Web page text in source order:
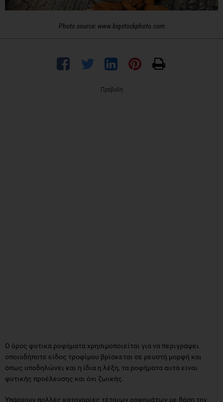
Photo source: www.bigstockphoto.com
Προβολή
Ο όρος φυτικά ροφήματα χρησιμοποιείται για να περιγράψει
οποιοδήποτε είδος τροφίμου βρίσκεται σε ρευστή μορφή και
όπως υποδηλώνει και η ίδια η λέξη, τα ροφήματα αυτά είναι
φυτικής προέλευσης και όχι ζωικής.
Υπάρχουν πολλές κατηγορίες τέτοιων ροφημάτων με βάση την